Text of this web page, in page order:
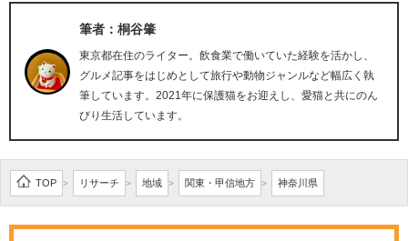
筆者：桐谷肇
東京都在住のライター。飲食業で働いていた経験を活かし、
グルメ記事をはじめとして旅行や動物ジャンルなど幅広く執
筆しています。2021年に保護猫をお迎えし、愛猫と共にのん
びり生活しています。
TOP > リサーチ > 地域 > 関東・甲信地方 > 神奈川県